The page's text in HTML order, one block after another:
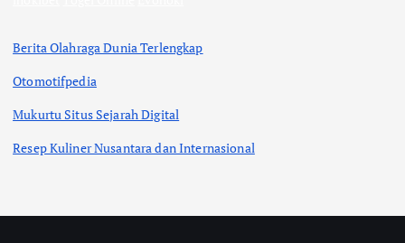
Berita Olahraga Dunia Terlengkap
Otomotifpedia
Mukurtu Situs Sejarah Digital
Resep Kuliner Nusantara dan Internasional